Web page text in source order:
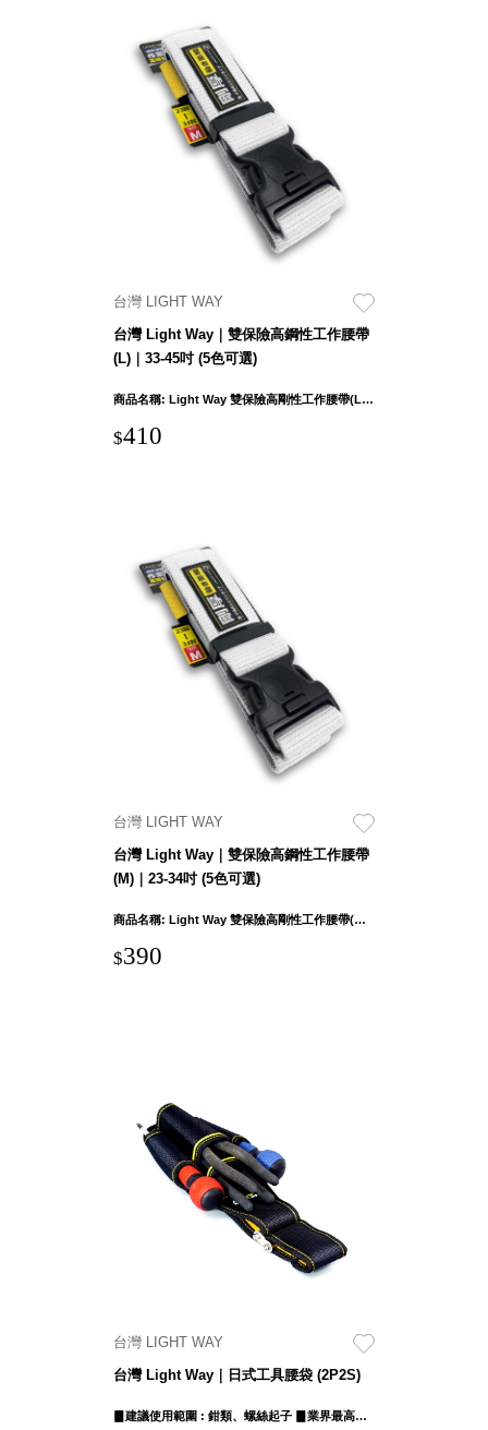
台灣 立物創意
台灣 Aholic
台灣 洛陽紙櫃
SOTHING 向
物
台灣 ZENLET
台灣 LIGHT
台灣 Moosy
台灣 LuvHome
德國 TROIKA
台灣 LIGHT WAY
台灣 Light Way｜雙保險高鋼性工作腰帶
(L)｜33-45吋 (5色可選)
商品名稱: Light Way 雙保險高剛性工作腰帶(L)｜33-45吋 使用範圍 : 33吋~45吋
$410
台灣 LIGHT WAY
台灣 Light Way｜雙保險高鋼性工作腰帶
(M)｜23-34吋 (5色可選)
商品名稱: Light Way 雙保險高剛性工作腰帶(M)｜23-34吋 使用範圍 : 23吋~34吋
$390
台灣 LIGHT WAY
台灣 Light Way｜日式工具腰袋 (2P2S)
▊建議使用範圍 : 鉗類、螺絲起子 ▊業界最高規格 1680D牛津布 ▊日式工藝設計 ▊四層材質堅挺有型 ▊袋口鉚釘加固抗撕裂 規格說明 商品名稱: Light way日式工具插袋 (2P2S) 貨號：0605C005 產品外部尺吋：26.5 x 10.5 x 6cm ± 1cm 鉗袋口徑寬度：5cm 產品重量: 255g ± 5% 布料: 1680D聚脂纖維(牛津布) 五金連接件材質：鐵 產地：中國